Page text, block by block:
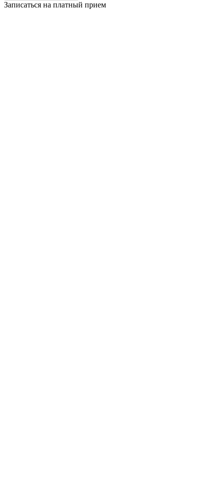
Записаться на платный прием